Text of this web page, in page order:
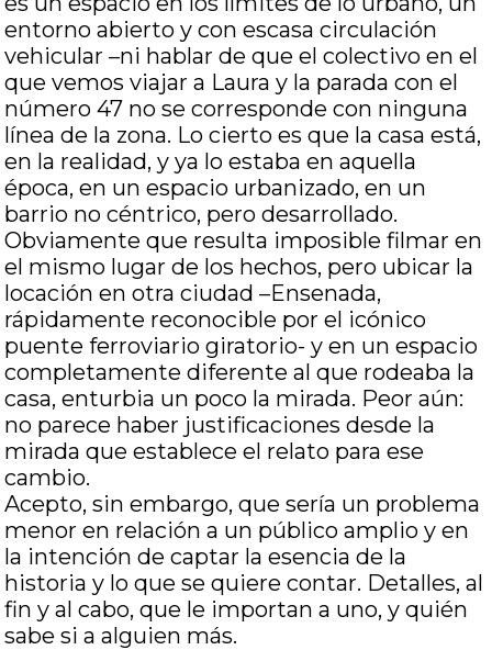
entorno abierto y con escasa circulación
vehicular –ni hablar de que el colectivo en el
que vemos viajar a Laura y la parada con el
número 47 no se corresponde con ninguna
línea de la zona. Lo cierto es que la casa está,
en la realidad, y ya lo estaba en aquella
época, en un espacio urbanizado, en un
barrio no céntrico, pero desarrollado.
Obviamente que resulta imposible filmar en
el mismo lugar de los hechos, pero ubicar la
locación en otra ciudad –Ensenada,
rápidamente reconocible por el icónico
puente ferroviario giratorio- y en un espacio
completamente diferente al que rodeaba la
casa, enturbia un poco la mirada. Peor aún:
no parece haber justificaciones desde la
mirada que establece el relato para ese
cambio.
Acepto, sin embargo, que sería un problema
menor en relación a un público amplio y en
la intención de captar la esencia de la
historia y lo que se quiere contar. Detalles, al
fin y al cabo, que le importan a uno, y quién
sabe si a alguien más.